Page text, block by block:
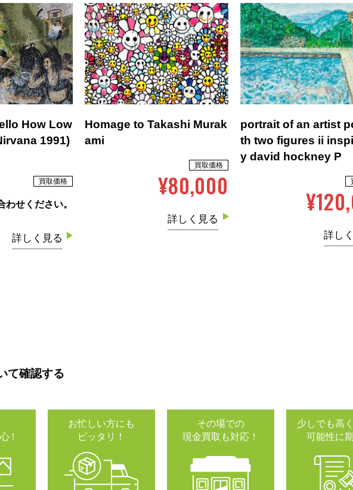
How Low
1991)
買取価格
せください。
詳しく見る
Homage to Takashi Murak
ami
買取価格
¥80,000
詳しく見る
portrait of an artist
th two figures ii
y david hockney P
詳し
て確認する
！
お忙しい方にも
ピッタリ！
その場での
現金買取も対応！
少しでも高
可能性に